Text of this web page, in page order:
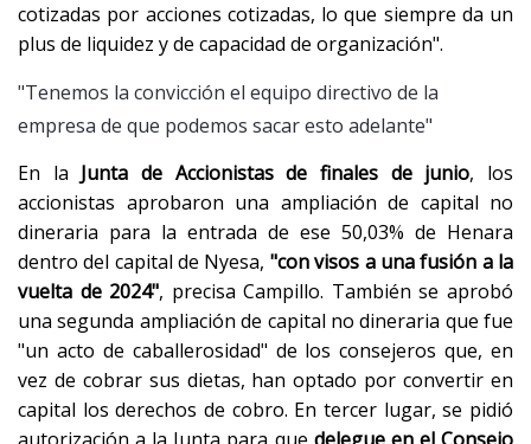
cotizadas por acciones cotizadas, lo que siempre da un
plus de liquidez y de capacidad de organización".
"Tenemos la convicción el equipo directivo de la
empresa de que podemos sacar esto adelante"
En la Junta de Accionistas de finales de junio, los
accionistas aprobaron una ampliación de capital no
dineraria para la entrada de ese 50,03% de Henara
dentro del capital de Nyesa, "con visos a una fusión a la
vuelta de 2024", precisa Campillo. También se aprobó
una segunda ampliación de capital no dineraria que fue
"un acto de caballerosidad" de los consejeros que, en
vez de cobrar sus dietas, han optado por convertir en
capital los derechos de cobro. En tercer lugar, se pidió